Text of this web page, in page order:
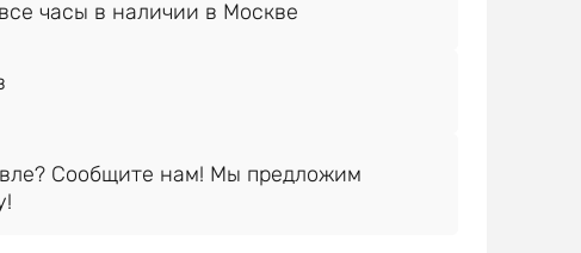
Сообщите нам! Мы предложим